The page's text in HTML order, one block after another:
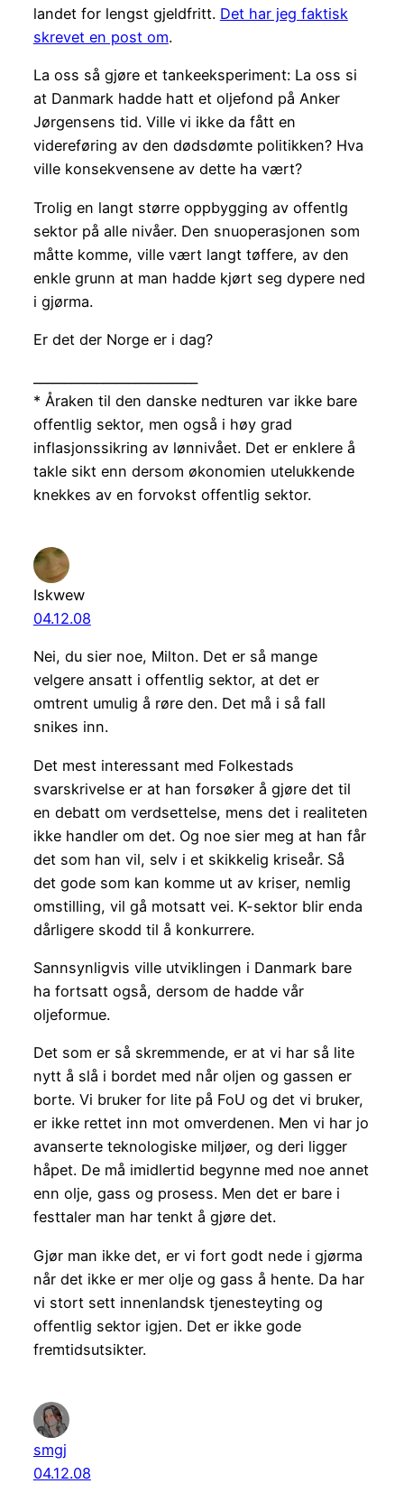
landet for lengst gjeldfritt. Det har jeg faktisk
skrevet en post om.
La oss så gjøre et tankeeksperiment: La oss si
at Danmark hadde hatt et oljefond på Anker
Jørgensens tid. Ville vi ikke da fått en
videreføring av den dødsdømte politikken? Hva
ville konsekvensene av dette ha vært?
Trolig en langt større oppbygging av offentlg
sektor på alle nivåer. Den snuoperasjonen som
måtte komme, ville vært langt tøffere, av den
enkle grunn at man hadde kjørt seg dypere ned
i gjørma.
Er det der Norge er i dag?
* Åraken til den danske nedturen var ikke bare
offentlig sektor, men også i høy grad
inflasjonssikring av lønnivået. Det er enklere å
takle sikt enn dersom økonomien utelukkende
knekkes av en forvokst offentlig sektor.
Iskwew
04.12.08
Nei, du sier noe, Milton. Det er så mange
velgere ansatt i offentlig sektor, at det er
omtrent umulig å røre den. Det må i så fall
snikes inn.
Det mest interessant med Folkestads
svarskrivelse er at han forsøker å gjøre det til
en debatt om verdsettelse, mens det i realiteten
ikke handler om det. Og noe sier meg at han får
det som han vil, selv i et skikkelig kriseår. Så
det gode som kan komme ut av kriser, nemlig
omstilling, vil gå motsatt vei. K-sektor blir enda
dårligere skodd til å konkurrere.
Sannsynligvis ville utviklingen i Danmark bare
ha fortsatt også, dersom de hadde vår
oljeformue.
Det som er så skremmende, er at vi har så lite
nytt å slå i bordet med når oljen og gassen er
borte. Vi bruker for lite på FoU og det vi bruker,
er ikke rettet inn mot omverdenen. Men vi har jo
avanserte teknologiske miljøer, og deri ligger
håpet. De må imidlertid begynne med noe annet
enn olje, gass og prosess. Men det er bare i
festtaler man har tenkt å gjøre det.
Gjør man ikke det, er vi fort godt nede i gjørma
når det ikke er mer olje og gass å hente. Da har
vi stort sett innenlandsk tjenesteyting og
offentlig sektor igjen. Det er ikke gode
fremtidsutsikter.
smgj
04.12.08